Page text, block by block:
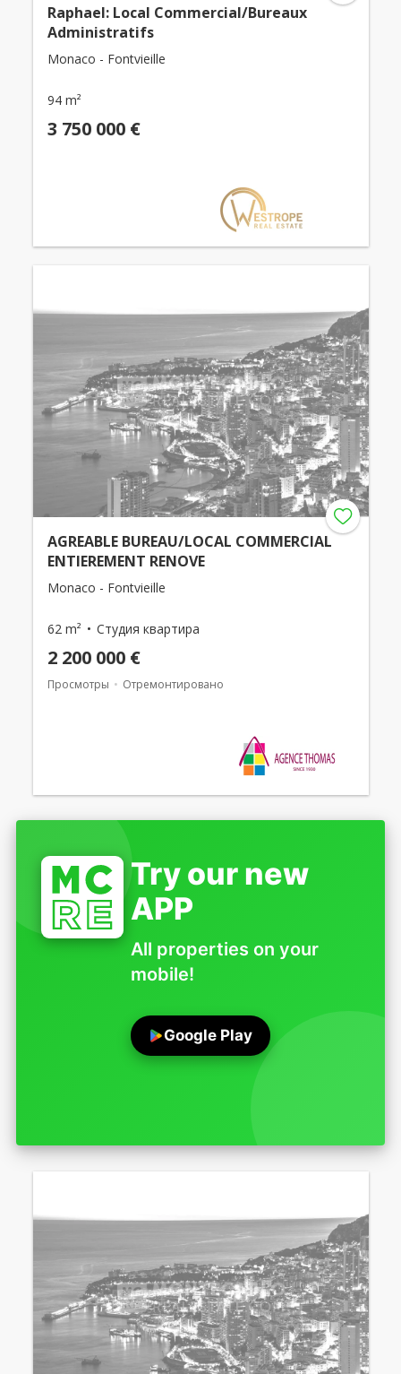
Raphael: Local Commercial/Bureaux
Administratifs
Monaco - Fontvieille
94 m²
3 750 000 €
AGREABLE BUREAU/LOCAL COMMERCIAL
ENTIEREMENT RENOVE
Monaco - Fontvieille
62 m² Студия квартира
2 200 000 €
Просмотры Отремонтировано
Try our new
APP
All properties on your
mobile!
Google Play